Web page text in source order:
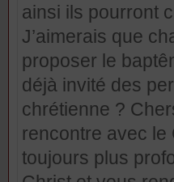
ainsi ils pourront
J’aimerais que
proposer le
déjà invité des
chrétienne ?
rencontre avec le
toujours plus